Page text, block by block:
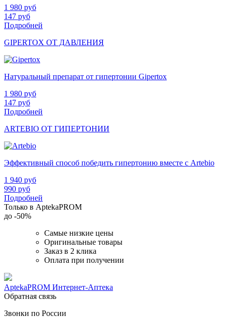
1 980 руб
147 руб
Подробней
GIPERTOX ОТ ДАВЛЕНИЯ
Натуральный препарат от гипертонии Gipertox
1 980 руб
147 руб
Подробней
ARTEBIO ОТ ГИПЕРТОНИИ
Эффективный способ победить гипертонию вместе с Artebio
1 940 руб
990 руб
Подробней
Только в AptekaPROM
до -50%
Самые низкие цены
Оригинальные товары
Заказ в 2 клика
Оплата при получении
AptekaPROM Интернет-Аптека
Обратная связь
Звонки по России